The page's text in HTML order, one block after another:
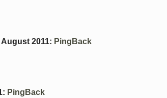
August 2011: PingBack
: PingBack